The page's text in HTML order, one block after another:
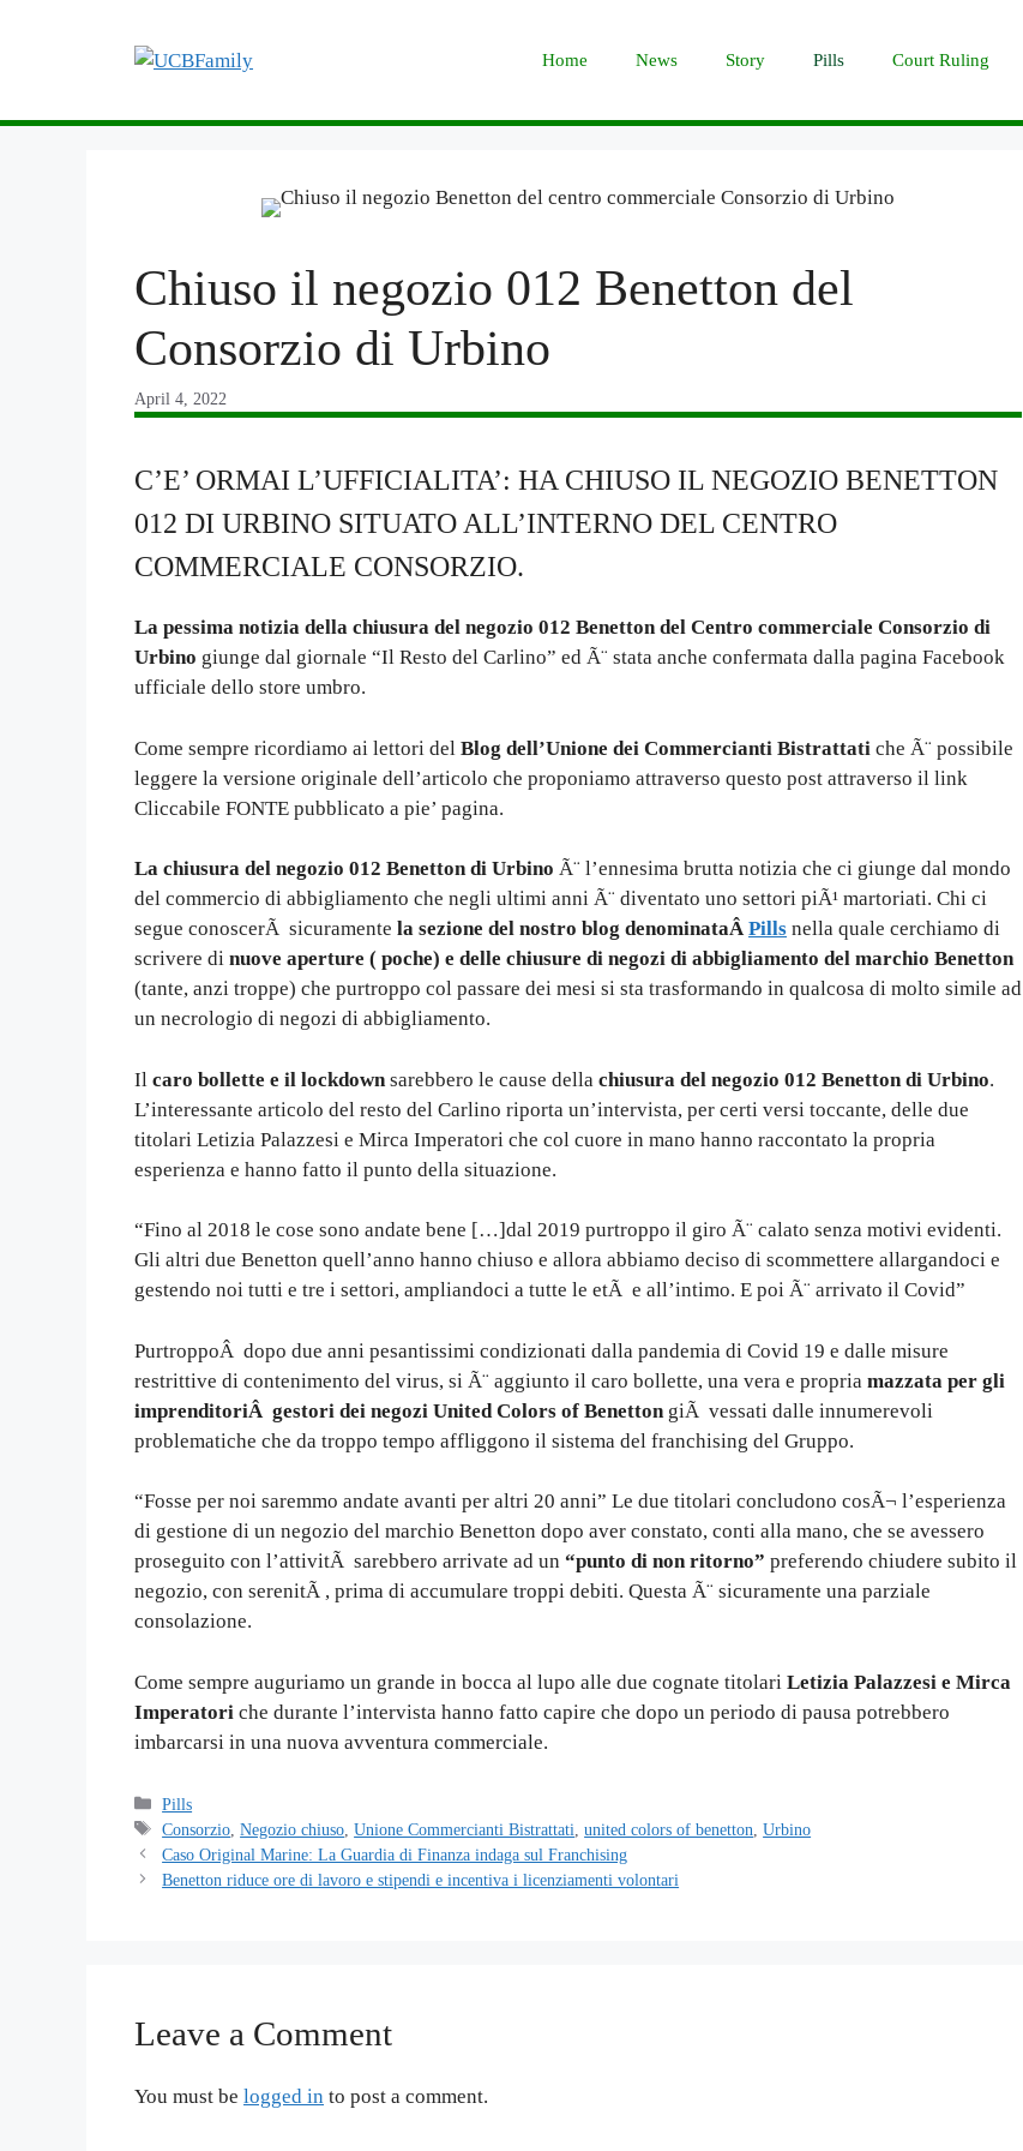
Home News Story Pills Court Ruling
Chiuso il negozio 012 Benetton del
Consorzio di Urbino
April 4, 2022
C’E’ ORMAI L’UFFICIALITA’: HA CHIUSO IL NEGOZIO BENETTON
012 DI URBINO SITUATO ALL’INTERNO DEL CENTRO
COMMERCIALE CONSORZIO.
La pessima notizia della chiusura del negozio 012 Benetton del Centro commerciale Consorzio di
Urbino giunge dal giornale “Il Resto del Carlino” ed Ã¨ stata anche confermata dalla pagina Facebook
ufficiale dello store umbro.
Come sempre ricordiamo ai lettori del Blog dell’Unione dei Commercianti Bistrattati che Ã¨ possibile
leggere la versione originale dell’articolo che proponiamo attraverso questo post attraverso il link
Cliccabile FONTE pubblicato a pie’ pagina.
La chiusura del negozio 012 Benetton di Urbino Ã¨ l’ennesima brutta notizia che ci giunge dal mondo
del commercio di abbigliamento che negli ultimi anni Ã¨ diventato uno settori piÃ¹ martoriati. Chi ci
segue conoscerÃ sicuramente la sezione del nostro blog denominataÂ Pills nella quale cerchiamo di
scrivere di nuove aperture ( poche) e delle chiusure di negozi di abbigliamento del marchio Benetton
(tante, anzi troppe) che purtroppo col passare dei mesi si sta trasformando in qualcosa di molto simile ad
un necrologio di negozi di abbigliamento.
Il caro bollette e il lockdown sarebbero le cause della chiusura del negozio 012 Benetton di Urbino.
L’interessante articolo del resto del Carlino riporta un’intervista, per certi versi toccante, delle due
titolari Letizia Palazzesi e Mirca Imperatori che col cuore in mano hanno raccontato la propria
esperienza e hanno fatto il punto della situazione.
“Fino al 2018 le cose sono andate bene […]dal 2019 purtroppo il giro Ã¨ calato senza motivi evidenti.
Gli altri due Benetton quell’anno hanno chiuso e allora abbiamo deciso di scommettere allargandoci e
gestendo noi tutti e tre i settori, ampliandoci a tutte le etÃ e all’intimo. E poi Ã¨ arrivato il Covid”
PurtroppoÂ dopo due anni pesantissimi condizionati dalla pandemia di Covid 19 e dalle misure
restrittive di contenimento del virus, si Ã¨ aggiunto il caro bollette, una vera e propria mazzata per gli
imprenditoriÂ gestori dei negozi United Colors of Benetton giÃ vessati dalle innumerevoli
problematiche che da troppo tempo affliggono il sistema del franchising del Gruppo.
“Fosse per noi saremmo andate avanti per altri 20 anni” Le due titolari concludono cosÃ¬ l’esperienza
di gestione di un negozio del marchio Benetton dopo aver constato, conti alla mano, che se avessero
proseguito con l’attivitÃ sarebbero arrivate ad un “punto di non ritorno” preferendo chiudere subito il
negozio, con serenitÃ , prima di accumulare troppi debiti. Questa Ã¨ sicuramente una parziale
consolazione.
Come sempre auguriamo un grande in bocca al lupo alle due cognate titolari Letizia Palazzesi e Mirca
Imperatori che durante l’intervista hanno fatto capire che dopo un periodo di pausa potrebbero
imbarcarsi in una nuova avventura commerciale.
Categories
Pills
Tags
Consorzio ,Negozio chiuso ,Unione Commercianti Bistrattati ,united colors of benetton ,Urbino
Caso Original Marine: La Guardia di Finanza indaga sul Franchising
Benetton riduce ore di lavoro e stipendi e incentiva i licenziamenti volontari
Leave a Comment
You must be logged in to post a comment.